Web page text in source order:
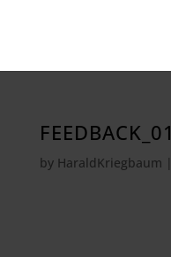
FEEDBACK_01
by HaraldKriegbaum |